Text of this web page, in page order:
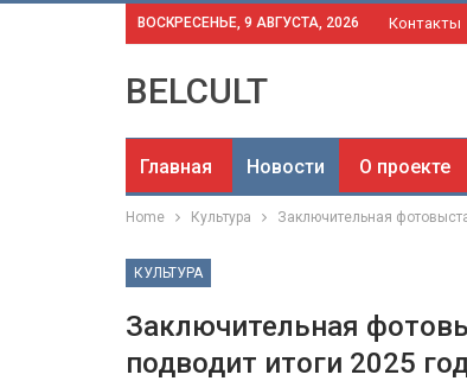
ВОСКРЕСЕНЬЕ, 9 АВГУСТА, 2026 Контакты
BELCULT
Главная Новости О проекте
Home Культура Заключительная
КУЛЬТУРА
Заключительная
подводит итоги 2025